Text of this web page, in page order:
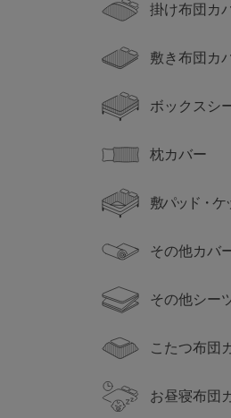
掛け布団カ
敷き布団カ
ボックスシ
枕カバー
敷パッド・ケ
その他カバ
その他シー
こたつ布団
お昼寝布団